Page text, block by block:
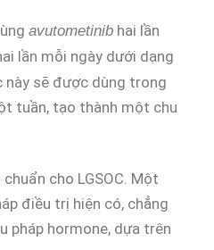
avutometinib hai lần
lần mỗi ngày dưới dạng
này sẽ được dùng trong
tuần, tạo thành một chu
cho LGSOC. Một
điều trị hiện có, chẳng
pháp hormone, dựa trên